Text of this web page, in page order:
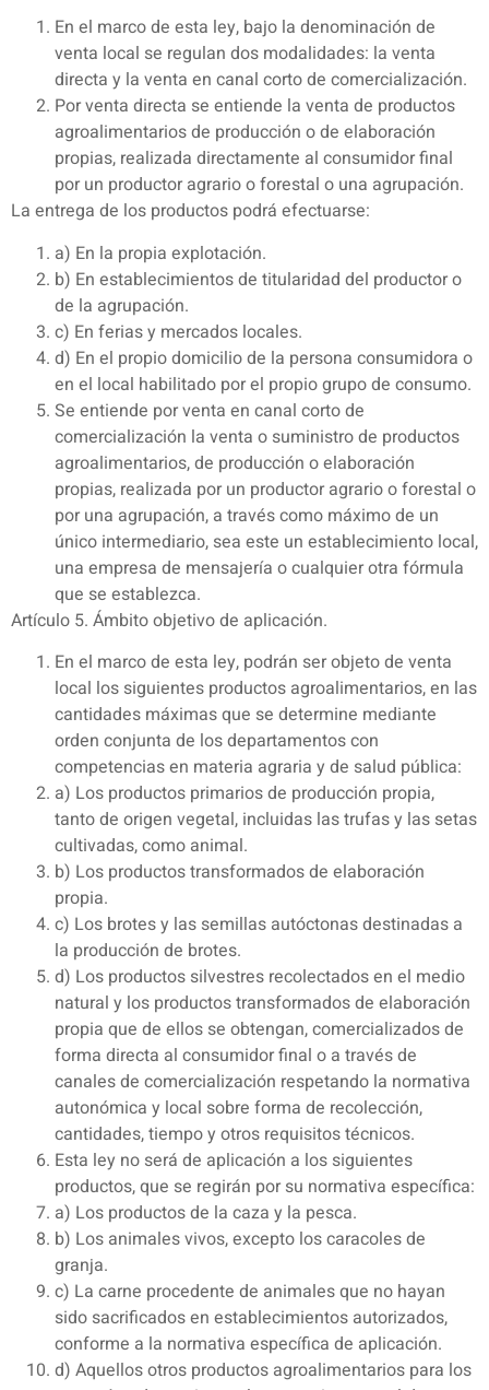
En el marco de esta ley, bajo la denominación de
venta local se regulan dos modalidades: la venta
directa y la venta en canal corto de comercialización.
Por venta directa se entiende la venta de productos
agroalimentarios de producción o de elaboración
propias, realizada directamente al consumidor final
por un productor agrario o forestal o una agrupación.
La entrega de los productos podrá efectuarse:
a) En la propia explotación.
b) En establecimientos de titularidad del productor o
de la agrupación.
c) En ferias y mercados locales.
d) En el propio domicilio de la persona consumidora o
en el local habilitado por el propio grupo de consumo.
Se entiende por venta en canal corto de
comercialización la venta o suministro de productos
agroalimentarios, de producción o elaboración
propias, realizada por un productor agrario o forestal o
por una agrupación, a través como máximo de un
único intermediario, sea este un establecimiento local,
una empresa de mensajería o cualquier otra fórmula
que se establezca.
Artículo 5. Ámbito objetivo de aplicación.
En el marco de esta ley, podrán ser objeto de venta
local los siguientes productos agroalimentarios, en las
cantidades máximas que se determine mediante
orden conjunta de los departamentos con
competencias en materia agraria y de salud pública:
a) Los productos primarios de producción propia,
tanto de origen vegetal, incluidas las trufas y las setas
cultivadas, como animal.
b) Los productos transformados de elaboración
propia.
c) Los brotes y las semillas autóctonas destinadas a
la producción de brotes.
d) Los productos silvestres recolectados en el medio
natural y los productos transformados de elaboración
propia que de ellos se obtengan, comercializados de
forma directa al consumidor final o a través de
canales de comercialización respetando la normativa
autonómica y local sobre forma de recolección,
cantidades, tiempo y otros requisitos técnicos.
Esta ley no será de aplicación a los siguientes
productos, que se regirán por su normativa específica:
a) Los productos de la caza y la pesca.
b) Los animales vivos, excepto los caracoles de
granja.
c) La carne procedente de animales que no hayan
sido sacrificados en establecimientos autorizados,
conforme a la normativa específica de aplicación.
d) Aquellos otros productos agroalimentarios para los